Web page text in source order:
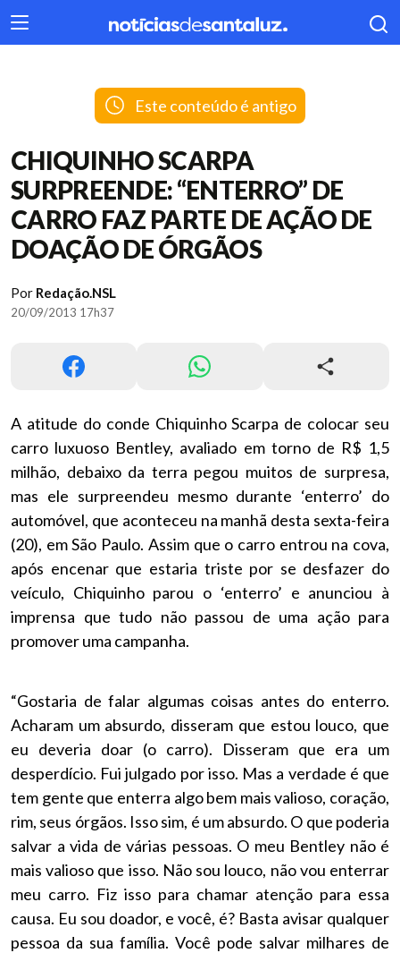
404
Este conteúdo é antigo
CHIQUINHO SCARPA
SURPREENDE: “ENTERRO” DE
CARRO FAZ PARTE DE AÇÃO DE
DOAÇÃO DE ÓRGÃOS
Por Redação.NSL
20/09/2013 17h37
A atitude do conde Chiquinho Scarpa de colocar seu
carro luxuoso Bentley, avaliado em torno de R$ 1,5
milhão, debaixo da terra pegou muitos de surpresa,
mas ele surpreendeu mesmo durante ‘enterro’ do
automóvel, que aconteceu na manhã desta sexta-feira
(20), em São Paulo. Assim que o carro entrou na cova,
após encenar que estaria triste por se desfazer do
veículo, Chiquinho parou o ‘enterro’ e anunciou à
imprensa que tudo não passou de uma ação para
promover uma campanha.
“Gostaria de falar algumas coisas antes do enterro.
Acharam um absurdo, disseram que estou louco, que
eu deveria doar (o carro). Disseram que era um
desperdício. Fui julgado por isso. Mas a verdade é que
tem gente que enterra algo bem mais valioso, coração,
rim, seus órgãos. Isso sim, é um absurdo. O que poderia
salvar a vida de várias pessoas. O meu Bentley não é
mais valioso que isso. Não sou louco, não vou enterrar
meu carro. Fiz isso para chamar atenção para essa
causa. Eu sou doador, e você, é? Basta avisar qualquer
pessoa da sua família. Você pode salvar milhares de